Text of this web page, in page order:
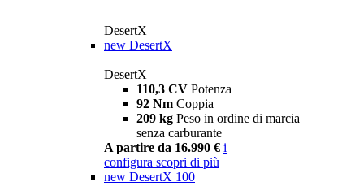
DesertX
new DesertX
DesertX
110,3 CV Potenza
92 Nm Coppia
209 kg Peso in ordine di marcia
senza carburante
A partire da 16.990 € i
configura scopri di più
new DesertX 100